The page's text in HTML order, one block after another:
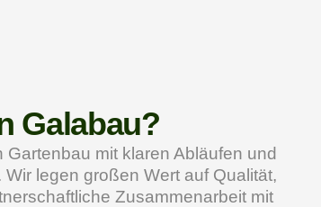
Galabau?
mit klaren Abläufen und
legen großen Wert auf Qualität,
Zusammenarbeit mit